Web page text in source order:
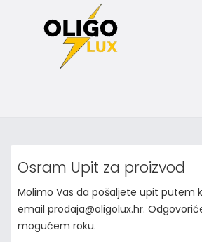
Osram Upit za proizvod
Molimo Vas da pošaljete upit putem
email prodaja@oligolux.hr.
mogućem roku.